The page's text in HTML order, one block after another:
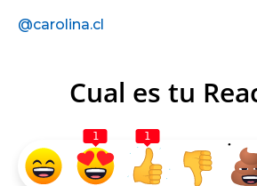
@carolina.cl
Cual es tu
1 1